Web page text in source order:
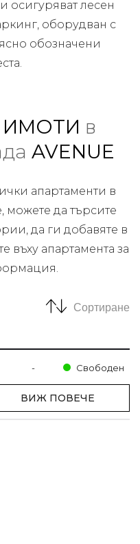
лесен
оборудван с
обозначени
в
AVENUE
апартаменти в
да търсите
да ги добавяте в
въху апартамента за
Сортиране
- Свободен
ВИЖ ПОВЕЧЕ